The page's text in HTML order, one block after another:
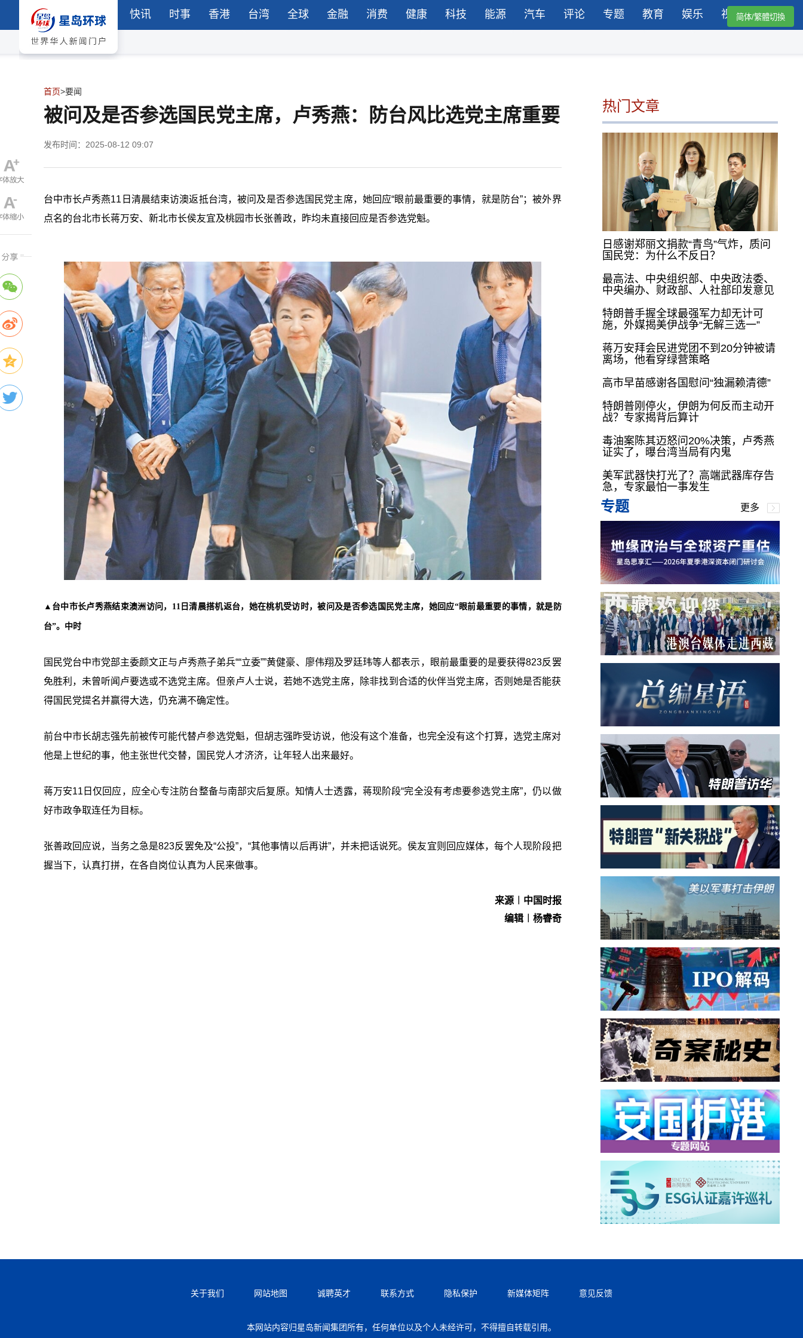
快讯 时事 香港 台湾 全球 金融 消费 健康 科技 能源 汽车 评论 专题 教育 娱乐 视频简体/繁體切換
首页>要闻
被问及是否参选国民党主席，卢秀燕：防台风比选党主席重要
发布时间：2025-08-12 09:07
台中市长卢秀燕11日清晨结束访澳返抵台湾，被问及是否参选国民党主席，她回应“眼前最重要的事情，就是防台”；被外界
点名的台北市长蒋万安、新北市长侯友宜及桃园市长张善政，昨均未直接回应是否参选党魁。
▲ 台中市长卢秀燕结束澳洲访问，11日清晨搭机返台，她在桃机受访时，被问及是否参选国民党主席，她回应“眼前最重要的事情，就是防
台”。中时
国民党台中市党部主委颜文正与卢秀燕子弟兵““立委””黄健豪、廖伟翔及罗廷玮等人都表示，眼前最重要的是要获得823反罢
免胜利，未曾听闻卢要选或不选党主席。但亲卢人士说，若她不选党主席，除非找到合适的伙伴当党主席，否则她是否能获
得国民党提名并赢得大选，仍充满不确定性。
前台中市长胡志强先前被传可能代替卢参选党魁，但胡志强昨受访说，他没有这个准备，也完全没有这个打算，选党主席对
他是上世纪的事，他主张世代交替，国民党人才济济，让年轻人出来最好。
蒋万安11日仅回应，应全心专注防台整备与南部灾后复原。知情人士透露，蒋现阶段“完全没有考虑要参选党主席”，仍以做
好市政争取连任为目标。
张善政回应说，当务之急是823反罢免及“公投”，“其他事情以后再讲”，并未把话说死。侯友宜则回应媒体，每个人现阶段把
握当下，认真打拼，在各自岗位认真为人民来做事。
来源︱中国时报
编辑︱杨睿奇
热门文章
日感谢郑丽文捐款“青鸟”气炸，质问
国民党：为什么不反日？
最高法、中央组织部、中央政法委、
中央编办、财政部、人社部印发意见
特朗普手握全球最强军力却无计可
施，外媒揭美伊战争“无解三选一”
蒋万安拜会民进党团不到20分钟被请
离场，他看穿绿营策略
高市早苗感谢各国慰问“独漏赖清德”
特朗普刚停火，伊朗为何反而主动开
战？专家揭背后算计
毒油案陈其迈怒问20%决策，卢秀燕
证实了，曝台湾当局有内鬼
美军武器快打光了？高端武器库存告
急，专家最怕一事发生
专题 更多
关于我们 网站地图 诚聘英才 联系方式 隐私保护 新媒体矩阵 意见反馈
本网站内容归星岛新闻集团所有，任何单位以及个人未经许可，不得擅自转载引用。